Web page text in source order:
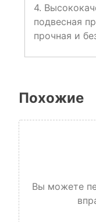
4.
подвесная
прочная и
Похожие
Вы можете